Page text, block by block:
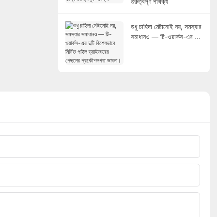
শুধু চাহিদা মেটানোই নয়, সমস্যার
সমাধানও — টি-ওয়ার্কস-এর দুটি